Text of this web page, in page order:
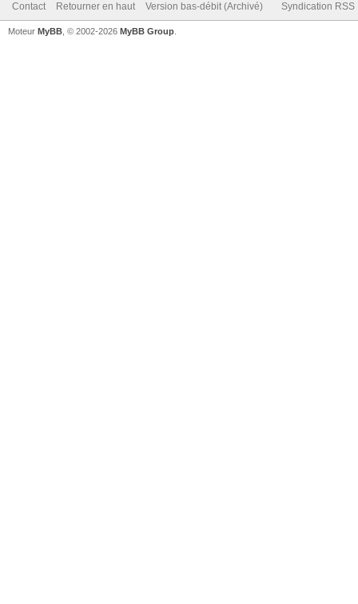
Contact Retourner en haut Version bas-débit (Archivé) Syndication RSS
Moteur MyBB , © 2002-2026 MyBB Group